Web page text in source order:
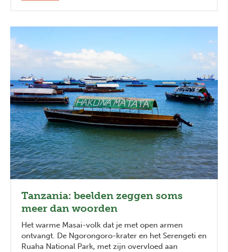
Tanzania: beelden zeggen soms
meer dan woorden
Het warme Masai-volk dat je met open armen
ontvangt. De Ngorongoro-krater en het Serengeti en
Ruaha National Park, met zijn overvloed aan